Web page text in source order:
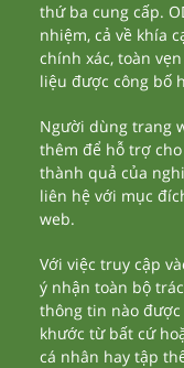
thứ ba cung cấp.
nhiệm, cả về khía
chính xác, toàn
liệu được công bố
Người dùng trang
thêm để hỗ trợ
thành quả của
liên hệ với mục
web.
Với việc truy cập
ý nhận toàn bộ
thông tin nào được
khước từ bất cứ
cá nhân hay tập